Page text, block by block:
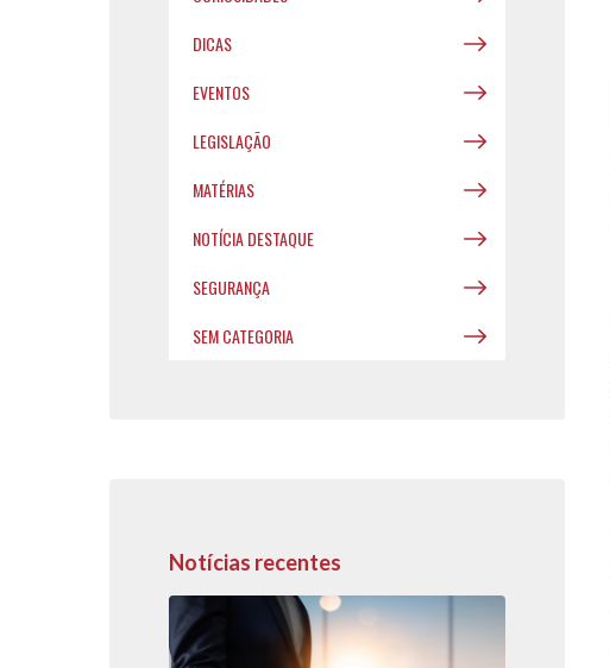
DICAS
EVENTOS
LEGISLAÇÃO
MATÉRIAS
NOTÍCIA DESTAQUE
SEGURANÇA
SEM CATEGORIA
Notícias recentes